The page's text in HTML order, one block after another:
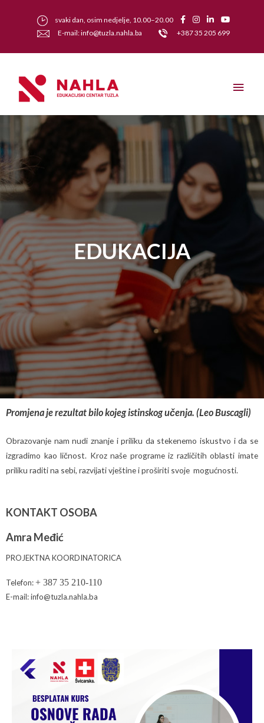
svaki dan, osim nedjelje, 10.00–20.00
E-mail: info@tuzla.nahla.ba
+387 35 205 699
EDUKACIJA
Promjena je rezultat bilo kojeg istinskog učenja. (Leo Buscagli)
Obrazovanje nam nudi znanje i priliku da stekenemo iskustvo i da se
izgradimo kao ličnost. Kroz naše programe iz različitih oblasti imate
priliku raditi na sebi, razvijati vještine i proširiti svoje mogućnosti.
KONTAKT OSOBA
Amra Međić
PROJEKTNA KOORDINATORICA
Telefon:+ 387 35 210-110
E-mail: info@tuzla.nahla.ba